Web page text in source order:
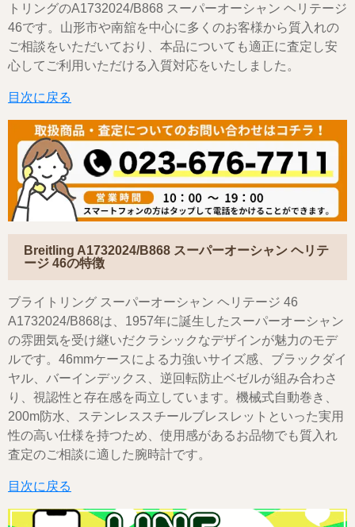
トリングのA1732024/B868 スーパーオーシャン ヘリテージ
46です。山形市や南舘を中心に多くのお客様から質入れの
ご相談をいただいており、本品についても適正に査定し安
心してご利用いただける入質対応をいたしました。
目次に戻る
Breitling A1732024/B868 スーパーオーシャン ヘリテ
ージ 46の特徴
ブライトリング スーパーオーシャン ヘリテージ 46
A1732024/B868は、1957年に誕生したスーパーオーシャン
の雰囲気を受け継いだクラシックなデザインが魅力のモデ
ルです。46mmケースによる力強いサイズ感、ブラックダイ
ヤル、バーインデックス、逆回転防止ベゼルが組み合わさ
り、視認性と存在感を両立しています。機械式自動巻き、
200m防水、ステンレススチールブレスレットといった実用
性の高い仕様を持つため、使用感があるお品物でも質入れ
査定のご相談に適した腕時計です。
目次に戻る